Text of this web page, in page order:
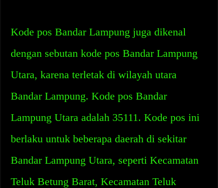
Kode pos Bandar Lampung juga dikenal
dengan sebutan kode pos Bandar Lampung
Utara, karena terletak di wilayah utara
Bandar Lampung. Kode pos Bandar
Lampung Utara adalah 35111. Kode pos ini
berlaku untuk beberapa daerah di sekitar
Bandar Lampung Utara, seperti Kecamatan
Teluk Betung Barat, Kecamatan Teluk